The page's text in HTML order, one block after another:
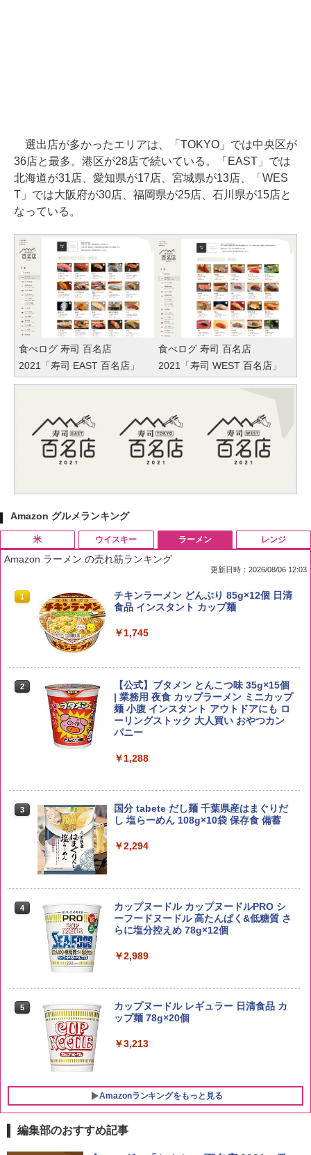
選出店が多かったエリアは、「TOKYO」では中央区が
36店と最多。港区が28店で続いている。「EAST」では
北海道が31店、愛知県が17店、宮城県が13店、「WES
T」では大阪府が30店、福岡県が25店、石川県が15店と
なっている。
食べログ 寿司 百名店
2021「寿司 EAST 百名店」
食べログ 寿司 百名店
2021「寿司 WEST 百名店」
Amazon グルメランキング
米
1 by Amazon 国産ブレンド米 精米 5kg
2
野沢農産 無洗米 青い流るる コシヒカリ
5kg 長野県産 令和7年産
￥3,325
3
by Amazon あきたこまちブレンド 無洗
米 5kg
4
【在庫処分価格】ももたろう印 無洗米 5
kg 業務用 お米マイスターブレンド
￥2,680
5 新潟県産新之助 無洗米 5kg 令和7年産
￥4,536
ウイスキー
1
ブラックニッカ ニッカ Nikka ウィスキ
ー4000ml ブラックニッカクリア ウヰス
お得 4リットル
角瓶 2700ml サントリー ウイスキー ハ
イボール 大容量
3
サントリー シングルモルト ウイスキー
白州 Story of the Distillery 2026 化粧箱
入 700ml
￥20,000
4
角ハイボール 350ml×24本 サントリー ウ
イスキー ハイボール 缶
5
トリスウイスキー 4000ml サントリー 大
容量 4リットル
￥4,329
ラーメン
Amazon ラーメン の売れ筋ランキング
更新日時：2026/08/06 12:03
1
チキンラーメン どんぶり 85g×12個 日清
食品 インスタント カップ麺
￥1,745
2
【公式】ブタメン とんこつ味 35g×15個
| 業務用 夜食 カップラーメン ミニカップ
麺 小腹 インスタント アウトドアにも ロ
ーリングストック 大人買い おやつカン
パニー
￥1,288
3
国分 tabete だし麺 千葉県産はまぐりだ
し 塩らーめん 108g×10袋 保存食 備蓄
￥2,294
4
カップヌードル カップヌードルPRO シ
ーフードヌードル 高たんぱく&低糖質 さ
らに塩分控えめ 78g×12個
￥2,989
5
カップヌードル レギュラー 日清食品 カ
ップ麺 78g×20個
￥3,213
Amazonランキングをもっと見る
レンジ
編集部のおすすめ記事